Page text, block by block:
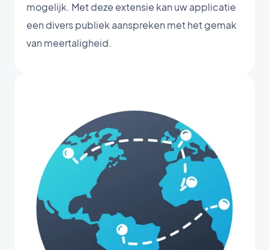
mogelijk. Met deze extensie kan uw applicatie
een divers publiek aanspreken met het gemak
van meertaligheid.